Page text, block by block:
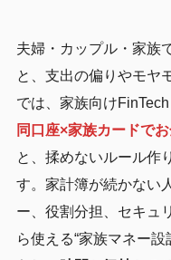
夫婦・カップル・家族
と、支出の偏りやモヤ
では、家族向け
同口座×家族カードで
と、揉めないルール作
す。家計簿が続かない
ー、役割分担、セキュ
ら使える“家族マネー設